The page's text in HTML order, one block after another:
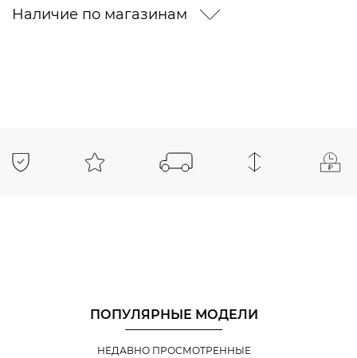
Наличие по магазинам
ПОПУЛЯРНЫЕ МОДЕЛИ
НЕДАВНО ПРОСМОТРЕННЫЕ